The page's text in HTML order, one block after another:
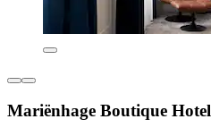
Mariënhage Boutique Hotel